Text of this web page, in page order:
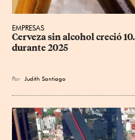
EMPRESAS
Cerveza sin alcohol creció
durante 2025
Por Judith Santiago